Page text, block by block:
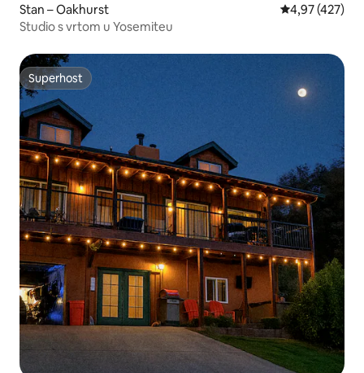
Stan – Oakhurst Prosječna
4,97 (427)
Studio s vrtom u Yosemiteu
Superhost
Superhost